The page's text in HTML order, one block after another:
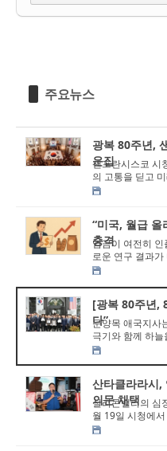
주요뉴스
광복 80주년,
운집
샌프란시스코 시
의 고통을 딛고
있었다. 광복 80
“미국, 월급 올
충격
임금이 여전히
로운 연구 결과
(Bankrate)의
[광복 80주년,
다”
문양목 애국지사
극기와 함께 하
귀환은 단순한 장
산타클라라시,
의문 채택
실리콘밸리의 심
월 19일 시청에
는 역사적 선언문